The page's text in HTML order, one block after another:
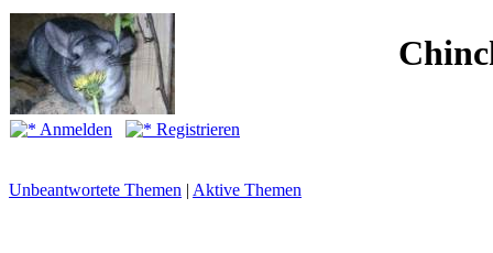
Anmelden
Registrieren
Unbeantwortete Themen | Aktive Themen